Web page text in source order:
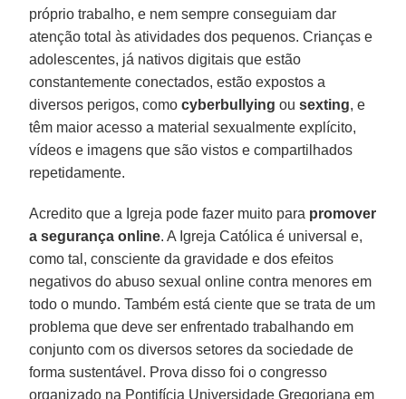
próprio trabalho, e nem sempre conseguiam dar
atenção total às atividades dos pequenos. Crianças e
adolescentes, já nativos digitais que estão
constantemente conectados, estão expostos a
diversos perigos, comocyberbullying ousexting, e
têm maior acesso a material sexualmente explícito,
vídeos e imagens que são vistos e compartilhados
repetidamente.
Acredito que a Igreja pode fazer muito para promover
a segurança online. A Igreja Católica é universal e,
como tal, consciente da gravidade e dos efeitos
negativos do abuso sexual online contra menores em
todo o mundo. Também está ciente que se trata de um
problema que deve ser enfrentado trabalhando em
conjunto com os diversos setores da sociedade de
forma sustentável. Prova disso foi o congresso
organizado na Pontifícia Universidade Gregoriana em